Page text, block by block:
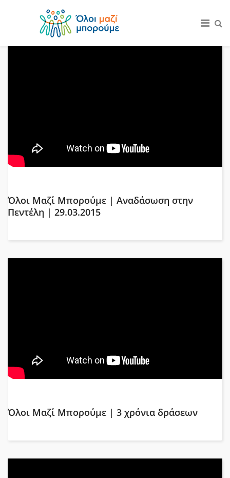
Όλοι Μαζί Μπορούμε | Αναδάσωση στην
Πεντέλη | 29.03.2015
Όλοι Μαζί Μπορούμε | 3 χρόνια δράσεων